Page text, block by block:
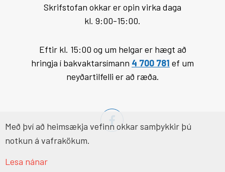
Skrifstofan okkar er opin virka daga
kl. 9:00-15:00.
Eftir kl. 15:00 og um helgar er hægt að
hringja í bakvaktarsímann 4 700 781 ef um
neyðartilfelli er að ræða.
Með því að heimsækja vefinn okkar samþykkir þú
notkun á vafrakökum.
Lesa nánar